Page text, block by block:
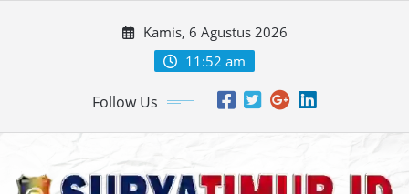
Kamis, 6 Agustus 2026
11:52 am
Follow Us